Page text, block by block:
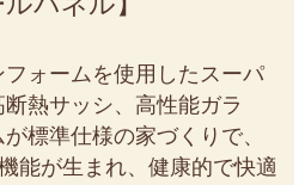
ォームを使用したスーパ
熱サッシ、高性能ガラ
標準仕様の家づくりで、
能が生まれ、健康的で快適